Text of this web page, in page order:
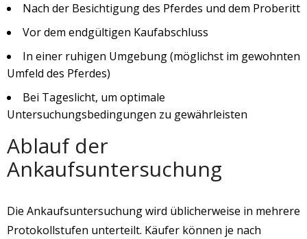
Nach der Besichtigung des Pferdes und dem Proberitt
Vor dem endgültigen Kaufabschluss
In einer ruhigen Umgebung (möglichst im gewohnten
Umfeld des Pferdes)
Bei Tageslicht, um optimale
Untersuchungsbedingungen zu gewährleisten
Ablauf der
Ankaufsuntersuchung
Die Ankaufsuntersuchung wird üblicherweise in mehrere
Protokollstufen unterteilt. Käufer können je nach